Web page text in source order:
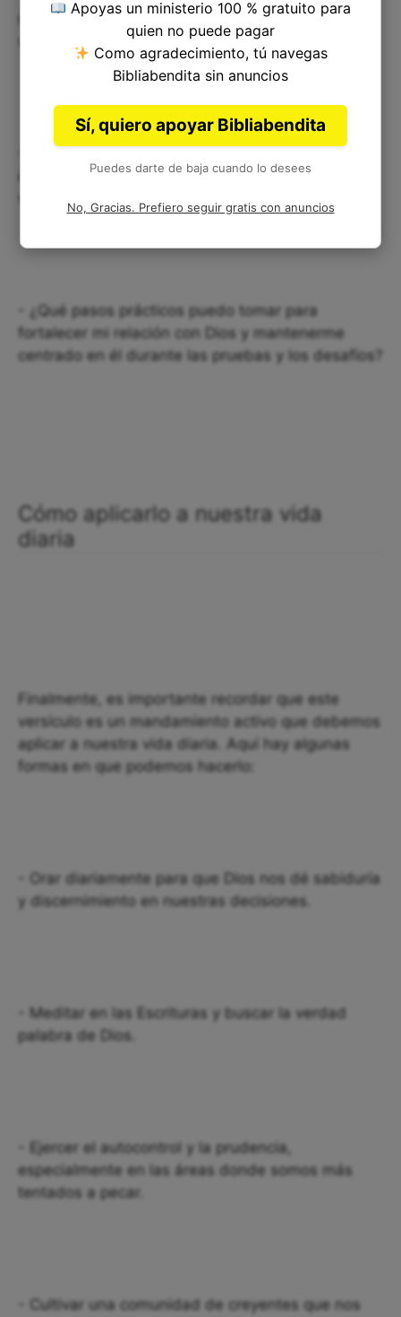
mis impulsos y deseos en lugar de buscar la
voluntad de Dios?
comunión con Dios que me permita discernir su
voluntad con mayor claridad?
- ¿Qué pasos prácticos puedo tomar para
fortalecer mi relación con Dios y mantenerme
centrado en él durante las pruebas y los desafíos?
Cómo aplicarlo a nuestra vida
diaria
Finalmente, es importante recordar que este
versículo es un mandamiento activo que debemos
aplicar a nuestra vida diaria. Aquí hay algunas
formas en que podemos hacerlo:
- Orar diariamente para que Dios nos dé sabiduría
y discernimiento en nuestras decisiones.
- Meditar en las Escrituras y buscar la verdad
palabra de Dios.
- Ejercer el autocontrol y la prudencia,
especialmente en las áreas donde somos más
tentados a pecar.
- Cultivar una comunidad de creyentes que nos
Apoyas un ministerio 100 % gratuito para
quien no puede pagar
Como agradecimiento, tú navegas
Bibliabendita sin anuncios
Sí, quiero apoyar Bibliabendita
Puedes darte de baja cuando lo desees
No, Gracias. Prefiero seguir gratis con anuncios